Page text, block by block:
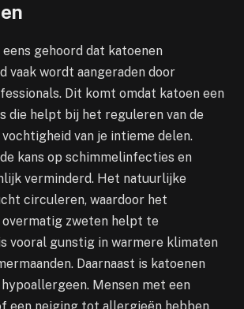
gehoord dat katoenen
vaak wordt aangeraden door
Dit komt omdat katoen een
die helpt bij het reguleren van de
van je intieme delen.
kans op schimmelinfecties en
verminderd. Het natuurlijke
circuleren, waardoor het
zweten helpt te
vooral gunstig in warmere klimaten
Daarnaast is katoenen
Mensen met een